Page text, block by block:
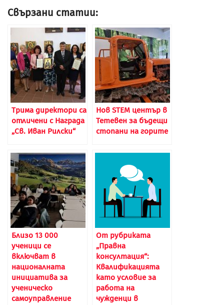
Свързани статии:
Трима директори са
отличени с Награда
„Св. Иван Рилски“
Нов STEM център в
Тетевен за бъдещи
стопани на горите
Близо 13 000
ученици се
включват в
националната
инициатива за
ученическо
самоуправление
От рубриката
„Правна
консултация“:
Квалификацията
като условие за
работа на
чужденци в